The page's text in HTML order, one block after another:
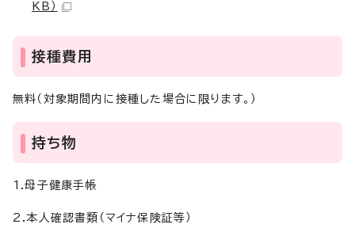
KB）
接種費用
無料（対象期間内に接種した場合に限ります。）
持ち物
1.母子健康手帳
2.本人確認書類（マイナ保険証等）